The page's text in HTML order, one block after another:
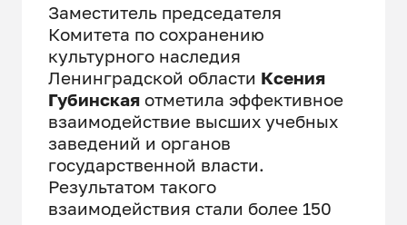
Заместитель председателя
Комитета по сохранению
культурного наследия
Ленинградской области Ксения
Губинская отметила эффективное
взаимодействие высших учебных
заведений и органов
государственной власти.
Результатом такого
взаимодействия стали более 150